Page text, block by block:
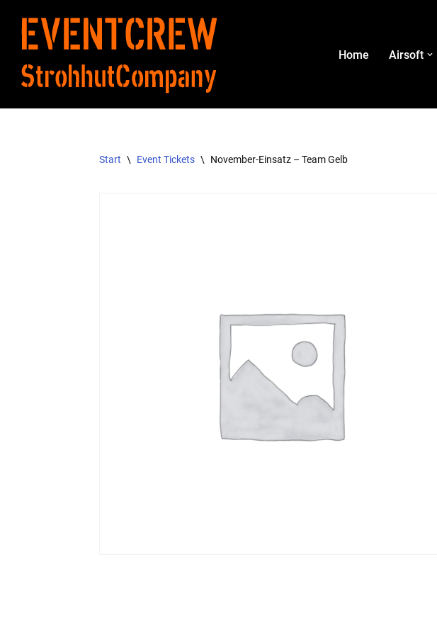
Zum
springen
Home Airsoft
Start \ Event Tickets \ November-Einsatz – Team Gelb